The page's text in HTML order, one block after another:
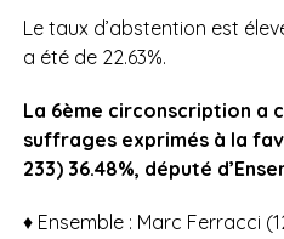
Le taux d’abstention est
a été de 22.63%.
La 6ème circonscription a
suffrages exprimés à la
233) 36.48%, député
♦ Ensemble : Marc Ferracci